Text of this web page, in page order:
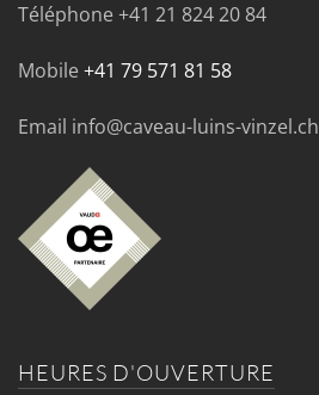
Téléphone +41 21 824 20 84
Mobile +41 79 571 81 58
Email info@caveau-luins-vinzel.ch
HEURES D'OUVERTURE